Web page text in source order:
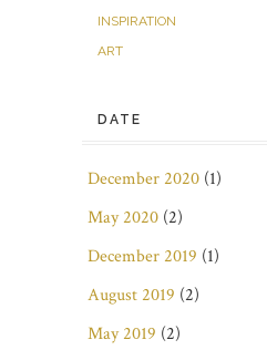
INSPIRATION
ART
DATE
December 2020 (1)
May 2020 (2)
December 2019 (1)
August 2019 (2)
May 2019 (2)